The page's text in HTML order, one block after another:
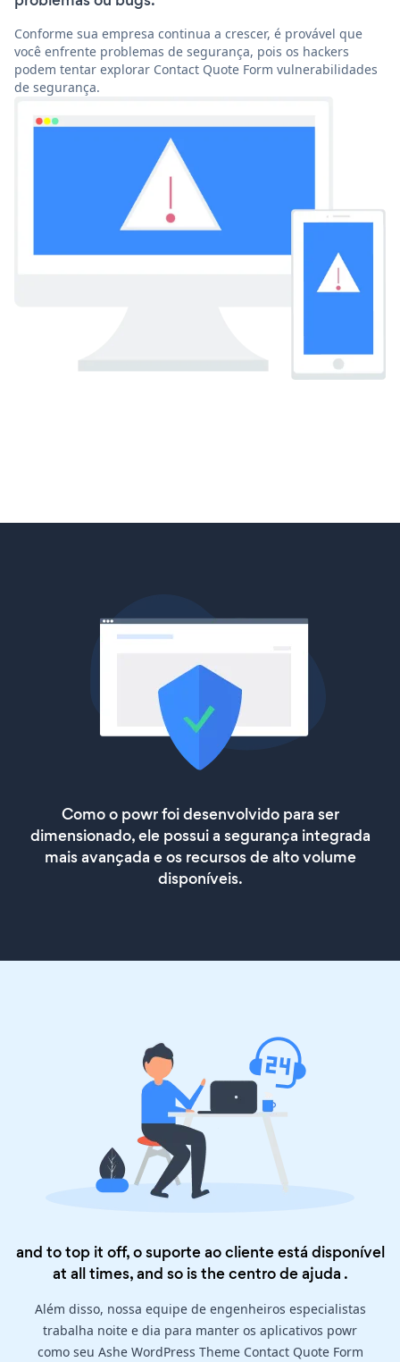
Conforme sua empresa continua a crescer, é provável que
você enfrente problemas de segurança, pois os hackers
podem tentar explorar Contact Quote Form vulnerabilidades
de segurança.
Como o powr foi desenvolvido para ser
dimensionado, ele possui a segurança integrada
mais avançada e os recursos de alto volume
disponíveis.
and to top it off, o suporte ao cliente está disponível
at all times, and so is thecentro de ajuda .
Além disso, nossa equipe de engenheiros especialistas
trabalha noite e dia para manter os aplicativos powr
como seu Ashe WordPress Theme Contact Quote Form